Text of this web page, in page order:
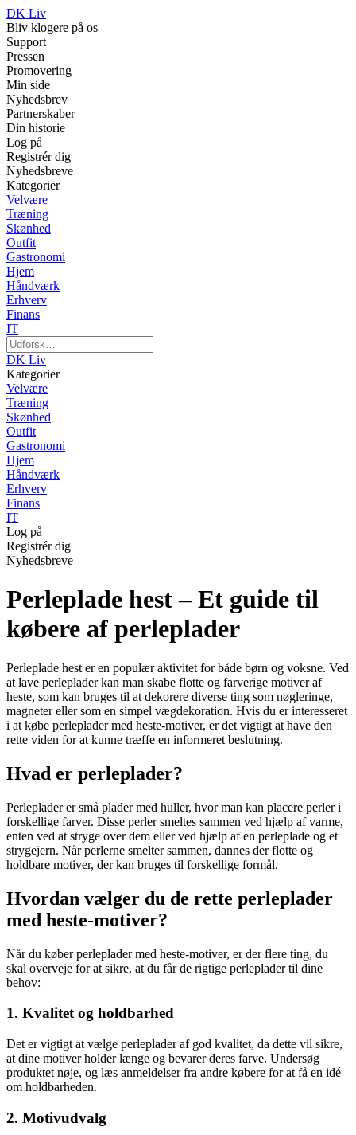
DK Liv
Bliv klogere på os
Support
Pressen
Promovering
Min side
Nyhedsbrev
Partnerskaber
Din historie
Log på
Registrér dig
Nyhedsbreve
Kategorier
Velvære
Træning
Skønhed
Outfit
Gastronomi
Hjem
Håndværk
Erhverv
Finans
IT
DK Liv
Kategorier
Velvære
Træning
Skønhed
Outfit
Gastronomi
Hjem
Håndværk
Erhverv
Finans
IT
Log på
Registrér dig
Nyhedsbreve
Perleplade hest – Et guide til
købere af perleplader
Perleplade hest er en populær aktivitet for både børn og voksne. Ved
at lave perleplader kan man skabe flotte og farverige motiver af
heste, som kan bruges til at dekorere diverse ting som nøgleringe,
magneter eller som en simpel vægdekoration. Hvis du er interesseret
i at købe perleplader med heste-motiver, er det vigtigt at have den
rette viden for at kunne træffe en informeret beslutning.
Hvad er perleplader?
Perleplader er små plader med huller, hvor man kan placere perler i
forskellige farver. Disse perler smeltes sammen ved hjælp af varme,
enten ved at stryge over dem eller ved hjælp af en perleplade og et
strygejern. Når perlerne smelter sammen, dannes der flotte og
holdbare motiver, der kan bruges til forskellige formål.
Hvordan vælger du de rette perleplader
med heste-motiver?
Når du køber perleplader med heste-motiver, er der flere ting, du
skal overveje for at sikre, at du får de rigtige perleplader til dine
behov:
1. Kvalitet og holdbarhed
Det er vigtigt at vælge perleplader af god kvalitet, da dette vil sikre,
at dine motiver holder længe og bevarer deres farve. Undersøg
produktet nøje, og læs anmeldelser fra andre købere for at få en idé
om holdbarheden.
2. Motivudvalg